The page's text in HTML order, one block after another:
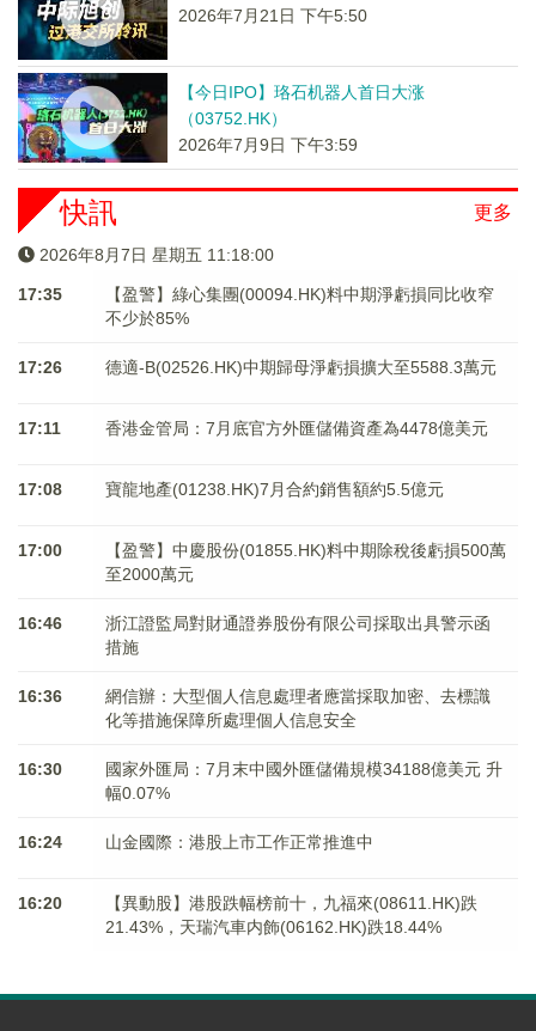
2026年7月21日 下午5:50
【今日IPO】珞石机器人首日大涨
（03752.HK）
2026年7月9日 下午3:59
更多
快訊
2026年8月7日 星期五 11:18:01
17:35
【盈警】綠心集團(00094.HK)料中期淨虧損同比收窄
不少於85%
17:26 德適-B(02526.HK)中期歸母淨虧損擴大至5588.3萬元
17:11 香港金管局：7月底官方外匯儲備資產為4478億美元
17:08 寶龍地產(01238.HK)7月合約銷售額約5.5億元
17:00
【盈警】中慶股份(01855.HK)料中期除稅後虧損500萬
至2000萬元
16:46
浙江證監局對財通證券股份有限公司採取出具警示函
措施
16:36
網信辦：大型個人信息處理者應當採取加密、去標識
化等措施保障所處理個人信息安全
16:30
國家外匯局：7月末中國外匯儲備規模34188億美元 升
幅0.07%
16:24 山金國際：港股上市工作正常推進中
16:20
【異動股】港股跌幅榜前十，九福來(08611.HK)跌
21.43%，天瑞汽車内飾(06162.HK)跌18.44%